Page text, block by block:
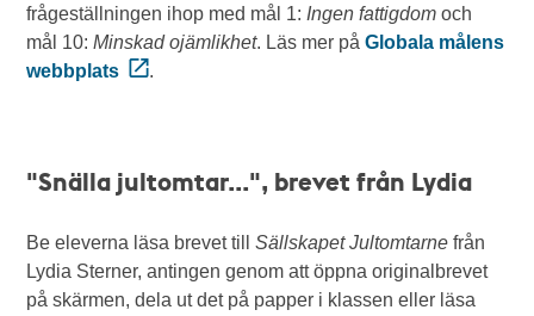
frågeställningen ihop med mål 1: Ingen fattigdom och
mål 10: Minskad ojämlikhet. Läs mer påGlobala målens
webbplats
.
"Snälla jultomtar...", brevet från Lydia
Be eleverna läsa brevet tillSällskapet Jultomtarne från
Lydia Sterner, antingen genom att öppna originalbrevet
på skärmen, dela ut det på papper i klassen eller läsa